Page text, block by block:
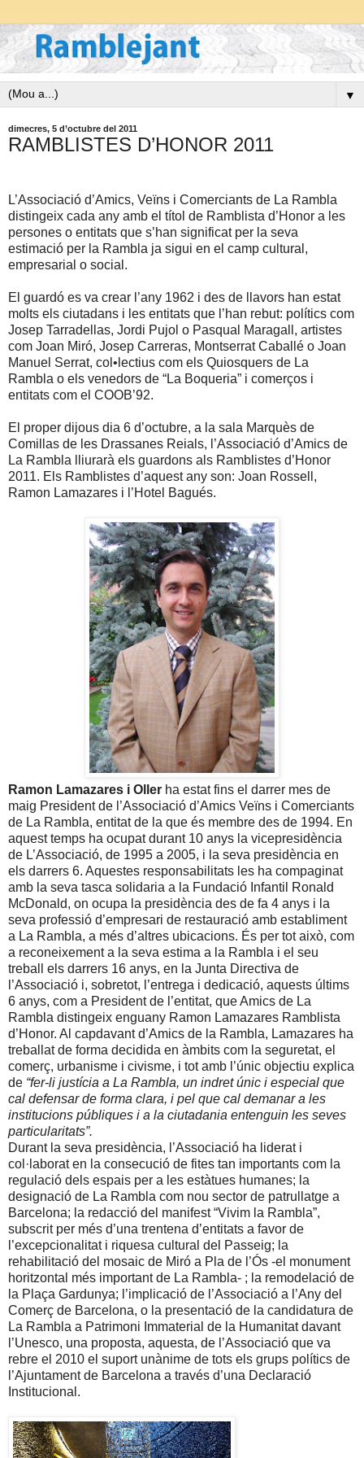
▼
dimecres, 5 d’octubre del 2011
RAMBLISTES D’HONOR 2011
L’Associació d’Amics, Veïns i Comerciants de La Rambla
distingeix cada any amb el títol de Ramblista d’Honor a les
persones o entitats que s’han significat per la seva
estimació per la Rambla ja sigui en el camp cultural,
empresarial o social.
El guardó es va crear l’any 1962 i des de llavors han estat
molts els ciutadans i les entitats que l’han rebut: polítics com
Josep Tarradellas, Jordi Pujol o Pasqual Maragall, artistes
com Joan Miró, Josep Carreras, Montserrat Caballé o Joan
Manuel Serrat, col•lectius com els Quiosquers de La
Rambla o els venedors de “La Boqueria” i comerços i
entitats com el COOB’92.
El proper dijous dia 6 d’octubre, a la sala Marquès de
Comillas de les Drassanes Reials, l’Associació d’Amics de
La Rambla lliurarà els guardons als Ramblistes d’Honor
2011. Els Ramblistes d’aquest any son: Joan Rossell,
Ramon Lamazares i l’Hotel Bagués.
Ramon Lamazares i Oller ha estat fins el darrer mes de
maig President de l’Associació d’Amics Veïns i Comerciants
de La Rambla, entitat de la que és membre des de 1994. En
aquest temps ha ocupat durant 10 anys la vicepresidència
de L’Associació, de 1995 a 2005, i la seva presidència en
els darrers 6. Aquestes responsabilitats les ha compaginat
amb la seva tasca solidaria a la Fundació Infantil Ronald
McDonald, on ocupa la presidència des de fa 4 anys i la
seva professió d’empresari de restauració amb establiment
a La Rambla, a més d’altres ubicacions. És per tot això, com
a reconeixement a la seva estima a la Rambla i el seu
treball els darrers 16 anys, en la Junta Directiva de
l’Associació i, sobretot, l’entrega i dedicació, aquests últims
6 anys, com a President de l’entitat, que Amics de La
Rambla distingeix enguany Ramon Lamazares Ramblista
d’Honor. Al capdavant d’Amics de la Rambla, Lamazares ha
treballat de forma decidida en àmbits com la seguretat, el
comerç, urbanisme i civisme, i tot amb l’únic objectiu explica
de “fer-li justícia a La Rambla, un indret únic i especial que
cal defensar de forma clara, i pel que cal demanar a les
institucions públiques i a la ciutadania entenguin les seves
particularitats”.
Durant la seva presidència, l’Associació ha liderat i
col·laborat en la consecució de fites tan importants com la
regulació dels espais per a les estàtues humanes; la
designació de La Rambla com nou sector de patrullatge a
Barcelona; la redacció del manifest “Vivim la Rambla”,
subscrit per més d’una trentena d’entitats a favor de
l’excepcionalitat i riquesa cultural del Passeig; la
rehabilitació del mosaic de Miró a Pla de l’Ós -el monument
horitzontal més important de La Rambla- ; la remodelació de
la Plaça Gardunya; l’implicació de l’Associació a l’Any del
Comerç de Barcelona, o la presentació de la candidatura de
La Rambla a Patrimoni Immaterial de la Humanitat davant
l’Unesco, una proposta, aquesta, de l’Associació que va
rebre el 2010 el suport unànime de tots els grups polítics de
l’Ajuntament de Barcelona a través d’una Declaració
Institucional.